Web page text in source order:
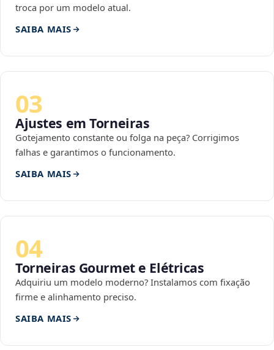
troca por um modelo atual.
SAIBA MAIS
03
Ajustes em Torneiras
Gotejamento constante ou folga na peça? Corrigimos
falhas e garantimos o funcionamento.
SAIBA MAIS
04
Torneiras Gourmet e Elétricas
Adquiriu um modelo moderno? Instalamos com fixação
firme e alinhamento preciso.
SAIBA MAIS